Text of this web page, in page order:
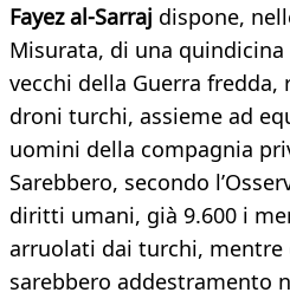
Fayez al-Sarraj dispone,
Misurata, di una
vecchi della Guerra fredda,
droni turchi, assieme ad
uomini della compagnia
Sarebbero, secondo
diritti umani, già 9.600 i
arruolati dai turchi, mentre
sarebbero addestramento